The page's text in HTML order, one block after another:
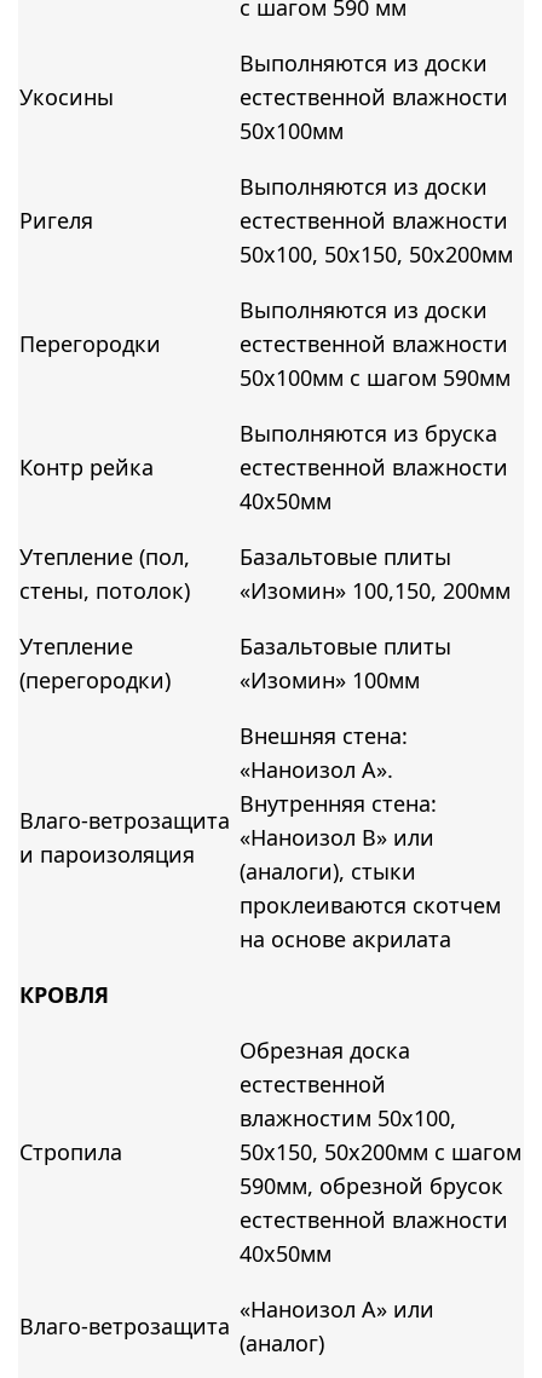
с шагом 590 мм
Укосины
Выполняются из доски
естественной влажности
50х100мм
Ригеля
Выполняются из доски
естественной влажности
50х100, 50х150, 50х200мм
Перегородки
Выполняются из доски
естественной влажности
50х100мм с шагом 590мм
Контр рейка
Выполняются из бруска
естественной влажности
40х50мм
Утепление (пол,
стены, потолок)
Базальтовые плиты
«Изомин» 100,150, 200мм
Утепление
(перегородки)
Базальтовые плиты
«Изомин» 100мм
Влаго-ветрозащита
и пароизоляция
Внешняя стена:
«Наноизол А».
Внутренняя стена:
«Наноизол В» или
(аналоги), стыки
проклеиваются скотчем
на основе акрилата
КРОВЛЯ
Стропила
Обрезная доска
естественной
влажностим 50х100,
50х150, 50х200мм с шагом
590мм, обрезной брусок
естественной влажности
40х50мм
Влаго-ветрозащита
«Наноизол А» или
(аналог)